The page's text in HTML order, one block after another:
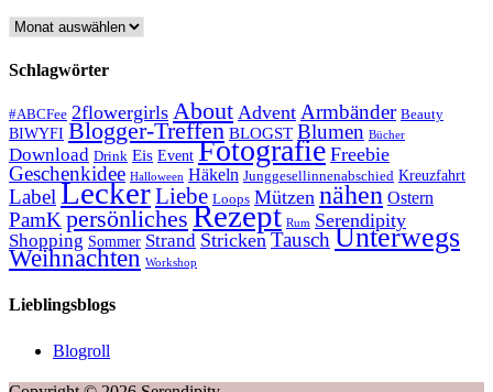
Archive
Schlagwörter
#ABCFee 2flowergirls About Advent Armbänder Beauty
BIWYFI Blogger-Treffen BLOGST Blumen Bücher
Download Drink Eis Event Fotografie Freebie
Geschenkidee Halloween Häkeln Junggesellinnenabschied Kreuzfahrt
LabelLeckerLiebe Loops Mützen nähen Ostern
PamKpersönliches Rezept Rum Serendipity
Shopping Sommer Strand Stricken TauschUnterwegs
Weihnachten Workshop
Lieblingsblogs
Blogroll